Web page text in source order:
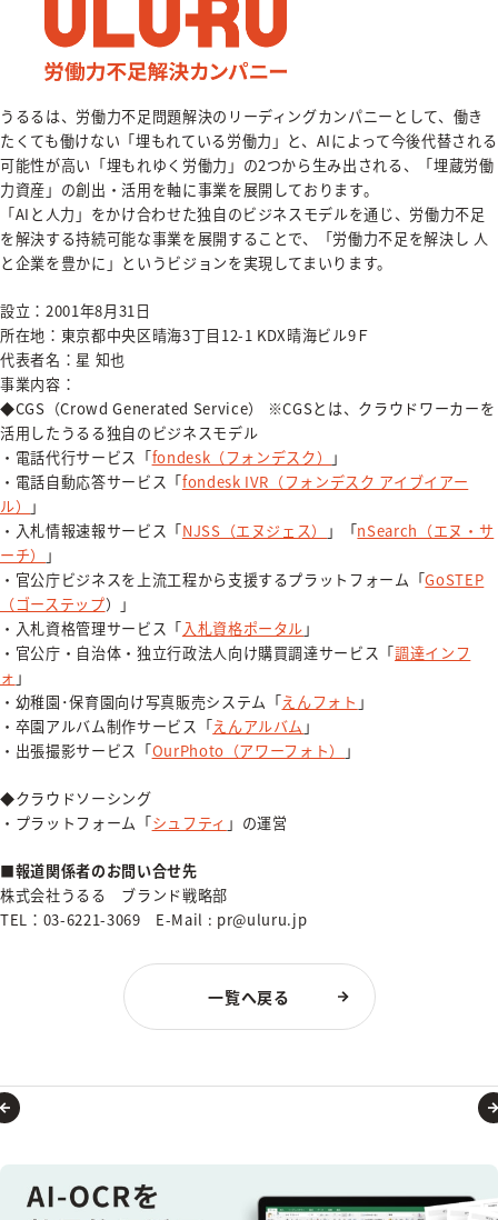
うるるは、労働力不足問題解決のリーディングカンパニーとして、働き
たくても働けない「埋もれている労働力」と、AIによって今後代替される
可能性が高い「埋もれゆく労働力」の2つから生み出される、「埋蔵労働
力資産」の創出・活用を軸に事業を展開しております。
「AIと人力」をかけ合わせた独自のビジネスモデルを通じ、労働力不足
を解決する持続可能な事業を展開することで、「労働力不足を解決し 人
と企業を豊かに」というビジョンを実現してまいります。
設立：2001年8月31日
所在地：東京都中央区晴海3丁目12-1 KDX晴海ビル9Ｆ
代表者名：星 知也
事業内容：
◆CGS（Crowd Generated Service） ※CGSとは、クラウドワーカーを
活用したうるる独自のビジネスモデル
・電話代行サービス「fondesk（フォンデスク）
」
・電話自動応答サービス「fondesk IVR（フォンデスク アイブイアー
ル）
」
・入札情報速報サービス「NJSS（エヌジェス） 」「nSearch（エヌ・サ
ーチ）
」
・官公庁ビジネスを上流工程から支援するプラットフォーム「GoSTEP
（ゴーステップ）」
・入札資格管理サービス「 入札資格ポータル 」
・官公庁・自治体・独立行政法人向け購買調達サービス「調達インフ
ォ 」
・幼稚園･保育園向け写真販売システム「えんフォト 」
・卒園アルバム制作サービス「えんアルバム 」
・出張撮影サービス「OurPhoto（アワーフォト） 」
◆クラウドソーシング
・プラットフォーム「シュフティ 」の運営
■報道関係者のお問い合せ先
株式会社うるる ブランド戦略部
TEL：03-6221-3069 E-Mail : pr@uluru.jp
一覧へ戻る